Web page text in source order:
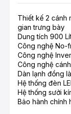
Thiết kế 2 cánh
gian trưng bày
Dung tích 900
Công nghệ No-
Công nghệ
Công nghệ
Dàn lạnh đồng
Hệ thống đèn
Hệ thống sưởi
Bảo hành chính